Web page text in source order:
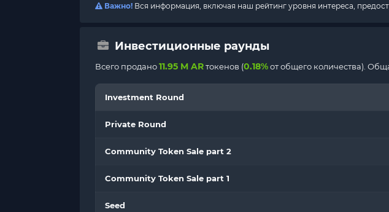
Важно! Вся информация, включая наш рейтинг уровня интереса,
Инвестиционные раунды
Всего продано11.95 M ARтокенов (0.18%от общего количества).
Investment Round
Private Round
Community Token Sale part 2
Community Token Sale part 1
Seed